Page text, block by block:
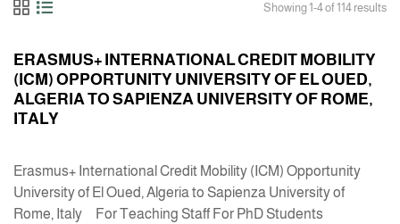
Showing 1-4 of 114 results
ERASMUS+ INTERNATIONAL CREDIT MOBILITY
(ICM) OPPORTUNITY UNIVERSITY OF EL OUED,
ALGERIA TO SAPIENZA UNIVERSITY OF ROME,
ITALY
Erasmus+ International Credit Mobility (ICM) Opportunity
University of El Oued, Algeria to Sapienza University of
Rome, Italy For Teaching Staff For PhD Students